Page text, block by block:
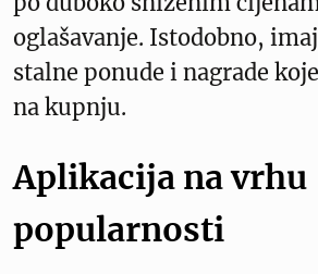
oglašavanje. Istodobno,
stalne ponude i nagrade
na kupnju.
Aplikacija na vrhu
popularnosti